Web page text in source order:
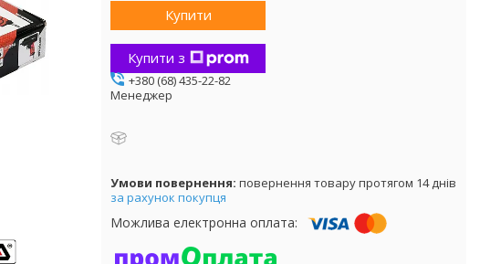
Купити
Купити з
+380 (68) 435-22-82
Менеджер
повернення товару протягом 14 днів
за рахунок покупця